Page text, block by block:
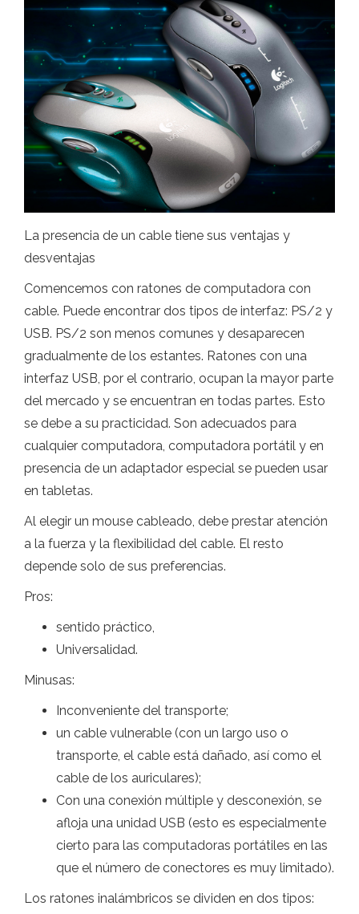
La presencia de un cable tiene sus ventajas y
desventajas
Comencemos con ratones de computadora con
cable. Puede encontrar dos tipos de interfaz: PS/2 y
USB. PS/2 son menos comunes y desaparecen
gradualmente de los estantes. Ratones con una
interfaz USB, por el contrario, ocupan la mayor parte
del mercado y se encuentran en todas partes. Esto
se debe a su practicidad. Son adecuados para
cualquier computadora, computadora portátil y en
presencia de un adaptador especial se pueden usar
en tabletas.
Al elegir un mouse cableado, debe prestar atención
a la fuerza y ​​la flexibilidad del cable. El resto
depende solo de sus preferencias.
Pros:
sentido práctico,
Universalidad.
Minusas:
Inconveniente del transporte;
un cable vulnerable (con un largo uso o
transporte, el cable está dañado, así como el
cable de los auriculares);
Con una conexión múltiple y desconexión, se
afloja una unidad USB (esto es especialmente
cierto para las computadoras portátiles en las
que el número de conectores es muy limitado).
Los ratones inalámbricos se dividen en dos tipos: